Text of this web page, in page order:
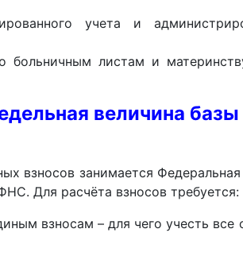
учета и
больничным листам и
величина
взносов занимается
Для расчëта взносов требуется:
взносам – для чего учесть